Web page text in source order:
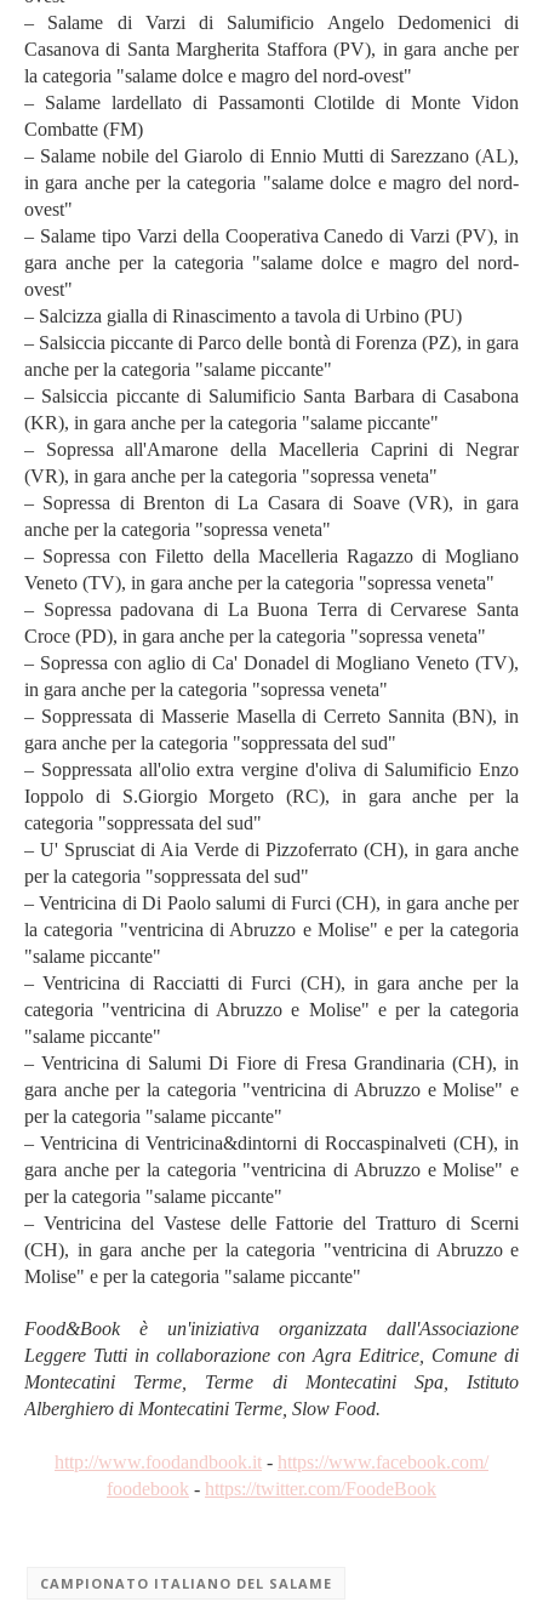
– Salame di Varzi di Salumificio Angelo Dedomenici di
Casanova di Santa Margherita Staffora (PV), in gara anche per
la categoria "salame dolce e magro del nord-ovest"
– Salame lardellato di Passamonti Clotilde di Monte Vidon
Combatte (FM)
– Salame nobile del Giarolo di Ennio Mutti di Sarezzano (AL),
in gara anche per la categoria "salame dolce e magro del nord-
ovest"
– Salame tipo Varzi della Cooperativa Canedo di Varzi (PV), in
gara anche per la categoria "salame dolce e magro del nord-
ovest"
– Salcizza gialla di Rinascimento a tavola di Urbino (PU)
– Salsiccia piccante di Parco delle bontà di Forenza (PZ), in gara
anche per la categoria "salame piccante"
– Salsiccia piccante di Salumificio Santa Barbara di Casabona
(KR), in gara anche per la categoria "salame piccante"
– Sopressa all'Amarone della Macelleria Caprini di Negrar
(VR), in gara anche per la categoria "sopressa veneta"
– Sopressa di Brenton di La Casara di Soave (VR), in gara
anche per la categoria "sopressa veneta"
– Sopressa con Filetto della Macelleria Ragazzo di Mogliano
Veneto (TV), in gara anche per la categoria "sopressa veneta"
– Sopressa padovana di La Buona Terra di Cervarese Santa
Croce (PD), in gara anche per la categoria "sopressa veneta"
– Sopressa con aglio di Ca' Donadel di Mogliano Veneto (TV),
in gara anche per la categoria "sopressa veneta"
– Soppressata di Masserie Masella di Cerreto Sannita (BN), in
gara anche per la categoria "soppressata del sud"
– Soppressata all'olio extra vergine d'oliva di Salumificio Enzo
Ioppolo di S.Giorgio Morgeto (RC), in gara anche per la
categoria "soppressata del sud"
– U' Sprusciat di Aia Verde di Pizzoferrato (CH), in gara anche
per la categoria "soppressata del sud"
– Ventricina di Di Paolo salumi di Furci (CH), in gara anche per
la categoria "ventricina di Abruzzo e Molise" e per la categoria
"salame piccante"
– Ventricina di Racciatti di Furci (CH), in gara anche per la
categoria "ventricina di Abruzzo e Molise" e per la categoria
"salame piccante"
– Ventricina di Salumi Di Fiore di Fresa Grandinaria (CH), in
gara anche per la categoria "ventricina di Abruzzo e Molise" e
per la categoria "salame piccante"
– Ventricina di Ventricina&dintorni di Roccaspinalveti (CH), in
gara anche per la categoria "ventricina di Abruzzo e Molise" e
per la categoria "salame piccante"
– Ventricina del Vastese delle Fattorie del Tratturo di Scerni
(CH), in gara anche per la categoria "ventricina di Abruzzo e
Molise" e per la categoria "salame piccante"
Food&Book è un'iniziativa organizzata dall'Associazione
Leggere Tutti in collaborazione con Agra Editrice, Comune di
Montecatini Terme, Terme di Montecatini Spa, Istituto
Alberghiero di Montecatini Terme, Slow Food.
http://www.foodandbook.it - https://www.facebook.com/
foodebook - https://twitter.com/FoodeBook
CAMPIONATO ITALIANO DEL SALAME